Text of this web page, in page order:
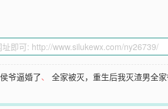
爷逼婚了、全家被灭，重生后我灭渣男全